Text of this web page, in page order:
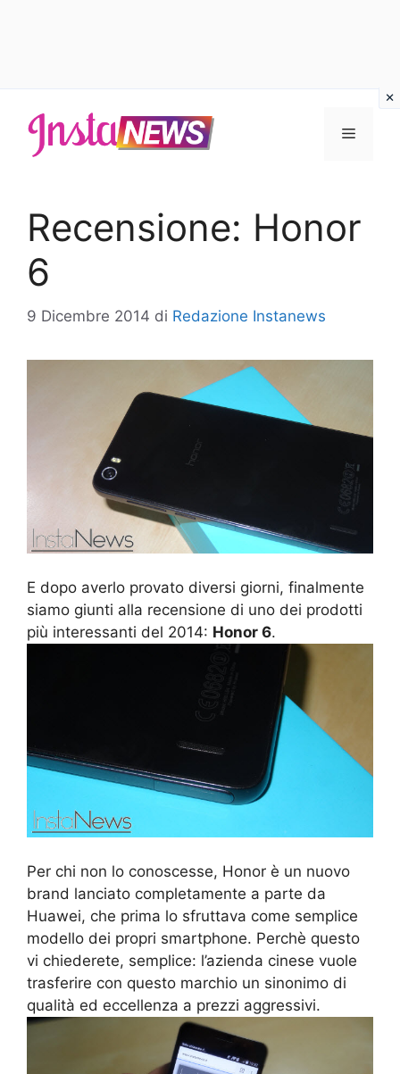
contenuto
Menu
Recensione: Honor
6
9 Dicembre 2014 di Redazione Instanews
E dopo averlo provato diversi giorni, finalmente
siamo giunti alla recensione di uno dei prodotti
più interessanti del 2014: Honor 6.
Per chi non lo conoscesse, Honor è un nuovo
brand lanciato completamente a parte da
Huawei, che prima lo sfruttava come semplice
modello dei propri smartphone. Perchè questo
vi chiederete, semplice: l’azienda cinese vuole
trasferire con questo marchio un sinonimo di
qualità ed eccellenza a prezzi aggressivi.